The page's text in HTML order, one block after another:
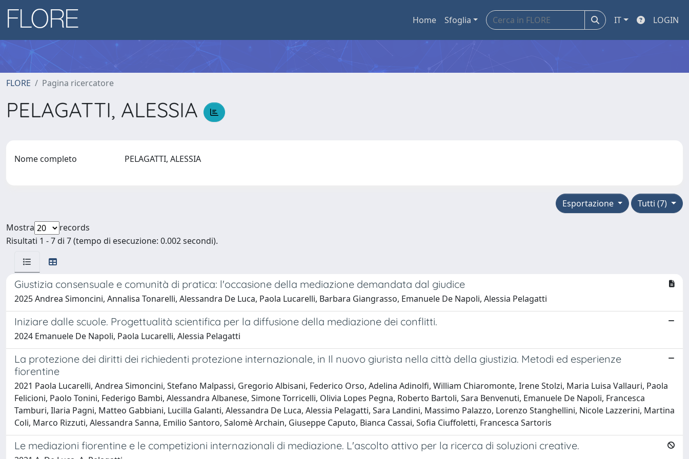
Home Sfoglia IT LOGIN
FLORE Pagina ricercatore
PELAGATTI, ALESSIA
Nome completo PELAGATTI, ALESSIA
Tutti (7)
Esportazione
Mostra
records
Risultati 1 - 7 di 7 (tempo di esecuzione: 0.002 secondi).
Giustizia consensuale e comunità di pratica: l'occasione della mediazione demandata dal giudice
2025 Andrea Simoncini, Annalisa Tonarelli, Alessandra De Luca, Paola Lucarelli, Barbara Giangrasso, Emanuele De Napoli, Alessia Pelagatti
Iniziare dalle scuole. Progettualità scientifica per la diffusione della mediazione dei conflitti.
2024 Emanuele De Napoli, Paola Lucarelli, Alessia Pelagatti
La protezione dei diritti dei richiedenti protezione internazionale, in Il nuovo giurista nella città della giustizia. Metodi ed esperienze
fiorentine
2021 Paola Lucarelli, Andrea Simoncini, Stefano Malpassi, Gregorio Albisani, Federico Orso, Adelina Adinolfi, William Chiaromonte, Irene Stolzi, Maria Luisa Vallauri, Paola
Felicioni, Paolo Tonini, Federigo Bambi, Alessandra Albanese, Simone Torricelli, Olivia Lopes Pegna, Roberto Bartoli, Sara Benvenuti, Emanuele De Napoli, Francesca
Tamburi, Ilaria Pagni, Matteo Gabbiani, Lucilla Galanti, Alessandra De Luca, Alessia Pelagatti, Sara Landini, Massimo Palazzo, Lorenzo Stanghellini, Nicole Lazzerini, Martina
Coli, Marco Rizzuti, Alessandra Sanna, Emilio Santoro, Salomè Archain, Giuseppe Caputo, Bianca Cassai, Sofia Ciuffoletti, Francesca Sartoris
Le mediazioni fiorentine e le competizioni internazionali di mediazione. L'ascolto attivo per la ricerca di soluzioni creative.